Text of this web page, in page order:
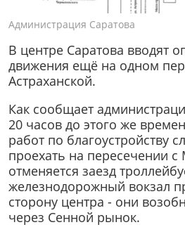
Администрация Саратова
В центре Саратова вводят
движения ещё на одном
Астраханской.
Как сообщает
20 часов до этого же
работ по благоустройству
проехать на пересечении
отменяется заезд
железнодорожный вокзал
сторону центра - они
через Сенной рынок.